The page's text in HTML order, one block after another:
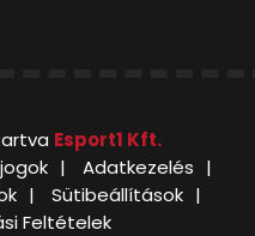
Esport1 Kft.
Adatkezelés
Sütibeállítások
Feltételek